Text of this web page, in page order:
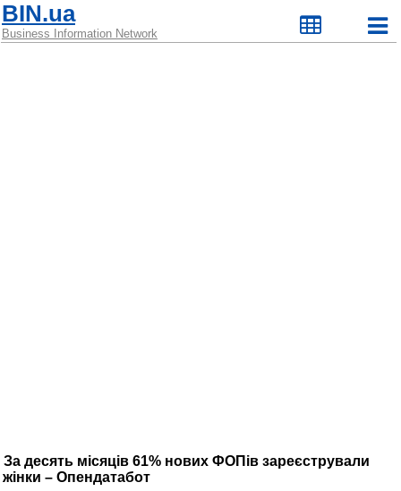
BIN.ua
Business Information Network
За десять місяців 61% нових ФОПів зареєстрували
жінки – Опендатабот